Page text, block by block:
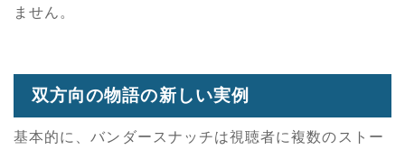
ません。
双方向の物語の新しい実例
基本的に、バンダースナッチは視聴者に複数のストー